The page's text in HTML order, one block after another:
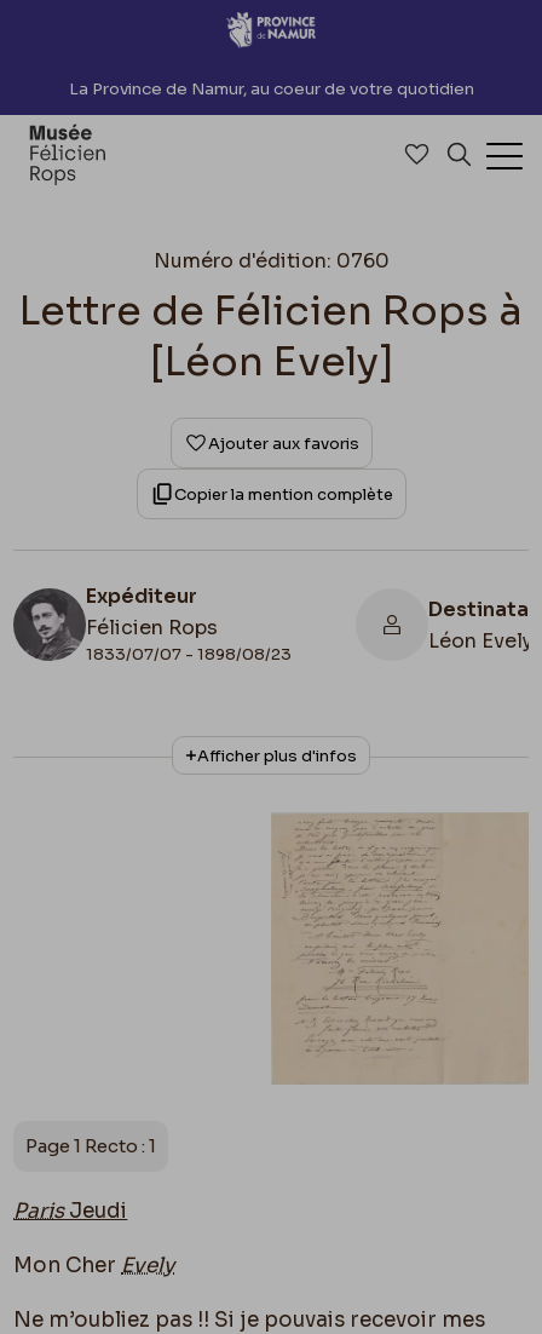
Accèder directement au contenu
La Province de Namur, au coeur de votre quotidien
Accéder à
Numéro d'édition: 0760
Lettre de Félicien Rops à
[Léon Evely]
Ajouter aux favoris
Copier la mention complète
Expéditeur
Félicien Rops
1833/07/07 - 1898/08/23
Léon Evely
N° d'inventaire
III/215/6/3
Collationnage
Autographe
Belgique, Bruxelles, Bibliothèque royale de
Belgique, Cabinet des Manuscrits
Afficher plus d'infos
Page 1 Recto : 1
ParisJeudi
Mon Cher Evely
Ne m’oubliez pas !! Si je pouvais recevoir mes